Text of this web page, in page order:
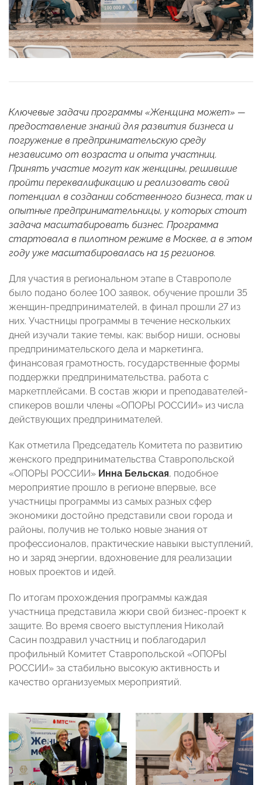
Ключевые задачи программы «Женщина может» —
предоставление знаний для развития бизнеса и
погружение в предпринимательскую среду
независимо от возраста и опыта участниц.
Принять участие могут как женщины, решившие
пройти переквалификацию и реализовать свой
потенциал в создании собственного бизнеса, так и
опытные предпринимательницы, у которых стоит
задача масштабировать бизнес. Программа
стартовала в пилотном режиме в Москве, а в этом
году уже масштабировалась на 15 регионов.
Для участия в региональном этапе в Ставрополе
было подано более 100 заявок, обучение прошли 35
женщин-предпринимателей, в финал прошли 27 из
них. Участницы программы в течение нескольких
дней изучали такие темы, как: выбор ниши, основы
предпринимательского дела и маркетинга,
финансовая грамотность, государственные формы
поддержки предпринимательства, работа с
маркетплейсами. В состав жюри и преподавателей-
спикеров вошли члены «ОПОРЫ РОССИИ» из числа
действующих предпринимателей.
Как отметила Председатель Комитета по развитию
женского предпринимательства Ставропольской
«ОПОРЫ РОССИИ» Инна Бельская, подобное
мероприятие прошло в регионе впервые, все
участницы программы из самых разных сфер
экономики достойно представили свои города и
районы, получив не только новые знания от
профессионалов, практические навыки выступлений,
но и заряд энергии, вдохновение для реализации
новых проектов и идей.
По итогам прохождения программы каждая
участница представила жюри свой бизнес-проект к
защите. Во время своего выступления Николай
Сасин поздравил участниц и поблагодарил
профильный Комитет Ставропольской «ОПОРЫ
РОССИИ» за стабильно высокую активность и
качество организуемых мероприятий.